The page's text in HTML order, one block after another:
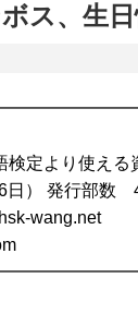
ス、生
検定より使える
日） 発行部数
wang.net